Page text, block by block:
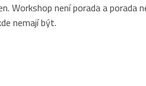
Workshop není porada a porada
nemají být.